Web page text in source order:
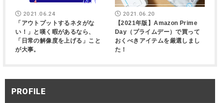
2021.06.24
「アウトプットするネタがな
い！」と嘆く暇があるなら、
「日常の解像度を上げる」こと
が大事。
2021.06.20
【2021年版】Amazon Prime
Day（プライムデー）で買って
おくべきアイテムを厳選しまし
た！
PROFILE